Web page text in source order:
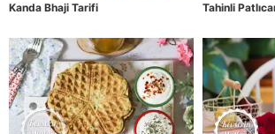
Kanda Bhaji Tarifi Tahinli